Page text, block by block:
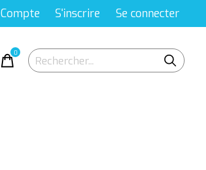
Compte S'inscrire Se connecter
0items